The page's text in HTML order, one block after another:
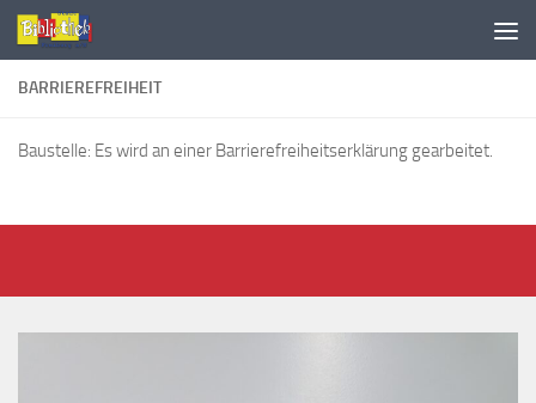
BARRIEREFREIHEIT
Baustelle: Es wird an einer Barrierefreiheitserklärung gearbeitet.